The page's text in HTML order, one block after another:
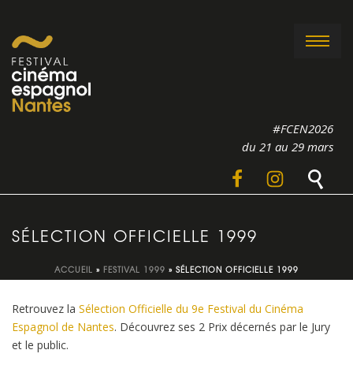
#FCEN2026
du 21 au 29 mars
SÉLECTION OFFICIELLE 1999
ACCUEIL » FESTIVAL 1999 » SÉLECTION OFFICIELLE 1999
Retrouvez la Sélection Officielle du 9e Festival du Cinéma
Espagnol de Nantes. Découvrez ses 2 Prix décernés par le Jury
et le public.